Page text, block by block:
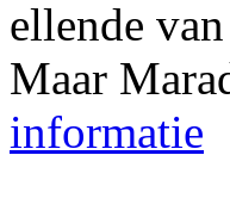
ellende
Maar
informatie